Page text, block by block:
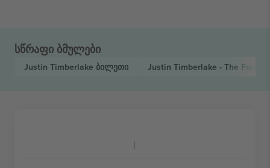
სწრაფი ბმულები
Justin Timberlake ბილეთი Justin Timberlake - The